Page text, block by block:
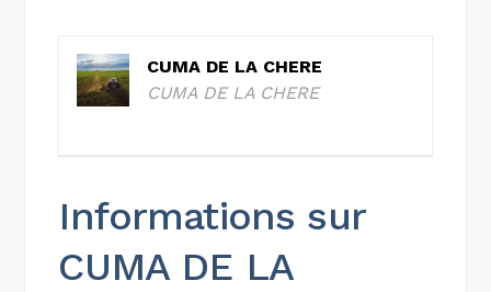
CUMA DE LA CHERE
CUMA DE LA CHERE
Informations sur
CUMA DE LA